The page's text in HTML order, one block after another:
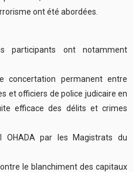
ont été abordées.
participants ont notamment
concertation permanent entre
et officiers de police judicaire en
efficace des délits et crimes
OHADA par les Magistrats du
le blanchiment des capitaux